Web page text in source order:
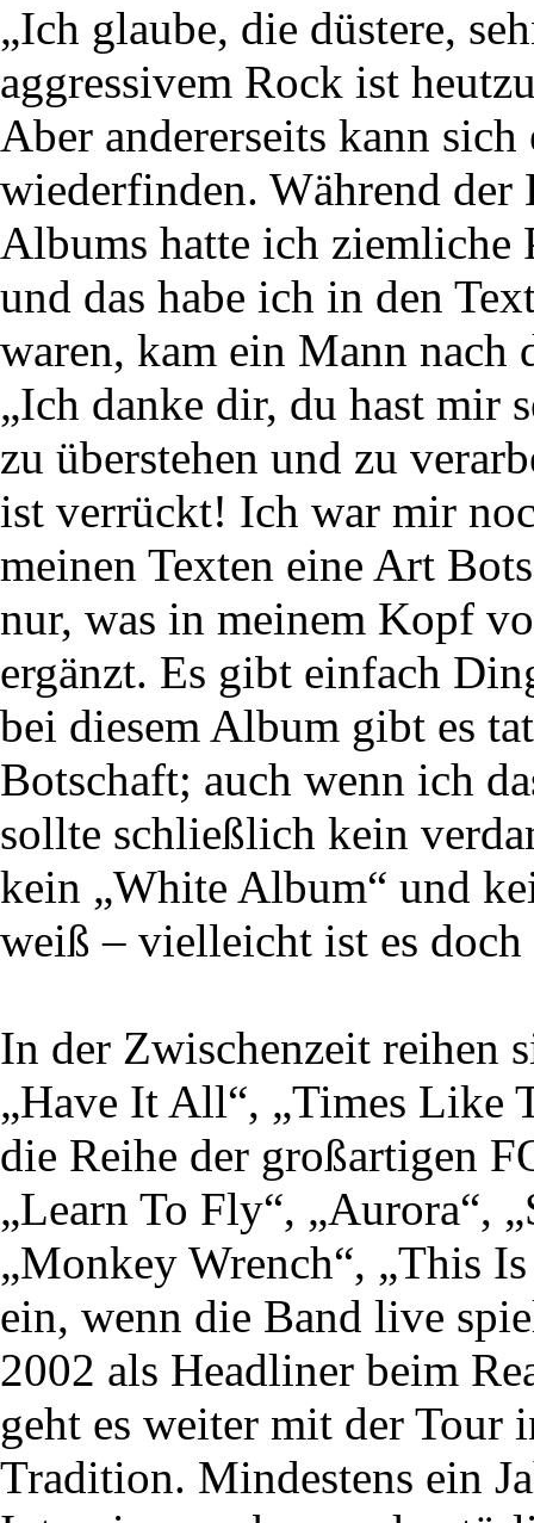
„Ich glaube, die düstere,
aggressivem Rock ist
Aber andererseits kann
wiederfinden. Während der
Albums hatte ich ziemliche
und das habe ich in den
waren, kam ein Mann nach
„Ich danke dir, du hast mir
zu überstehen und zu
ist verrückt! Ich war mir
meinen Texten eine Art
nur, was in meinem Kopf
ergänzt. Es gibt einfach
bei diesem Album gibt es
Botschaft; auch wenn ich
sollte schließlich kein
kein „White Album“ und
weiß – vielleicht ist es
In der Zwischenzeit reihen
„Have It All“, „Times Like
die Reihe der großartigen
„Learn To Fly“, „Aurora“,
„Monkey Wrench“, „This
ein, wenn die Band live
2002 als Headliner beim
geht es weiter mit der Tour
Tradition. Mindestens ein